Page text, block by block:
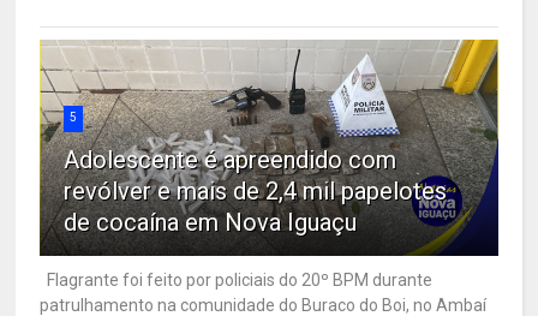
5
Adolescente é apreendido com
revólver e mais de 2,4 mil papelotes
de cocaína em Nova Iguaçu
Flagrante foi feito por policiais do 20º BPM durante
patrulhamento na comunidade do Buraco do Boi, no Ambaí